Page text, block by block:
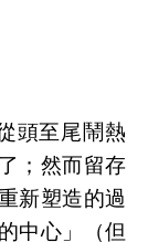
頭至尾鬧熱
；然而留存
新塑造的過
中心」（但